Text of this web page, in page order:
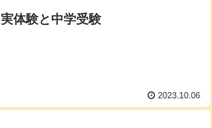
実体験と中学受験
2023.10.06